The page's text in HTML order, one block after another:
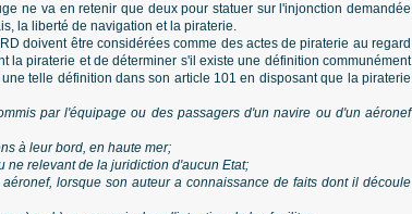
ne va en retenir que deux pour statuer sur l'injonction demandée
la liberté de navigation et la piraterie.
doivent être considérées comme des actes de piraterie au regard
la piraterie et de déterminer s'il existe une définition communément
telle définition dans son article 101 en disposant que la piraterie
par l'équipage ou des passagers d'un navire ou d'un aéronef
à leur bord, en haute mer;
ne relevant de la juridiction d'aucun Etat;
lorsque son auteur a connaissance de faits dont il découle